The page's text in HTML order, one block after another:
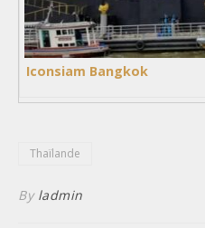
Iconsiam Bangkok
Thaïlande
By ladmin